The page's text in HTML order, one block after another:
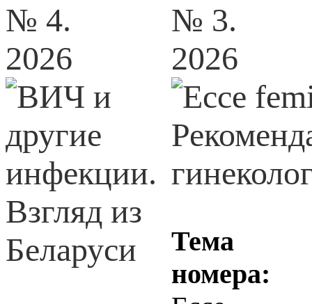
№ 4.
2026
№ 3.
2026
Тема
номера: